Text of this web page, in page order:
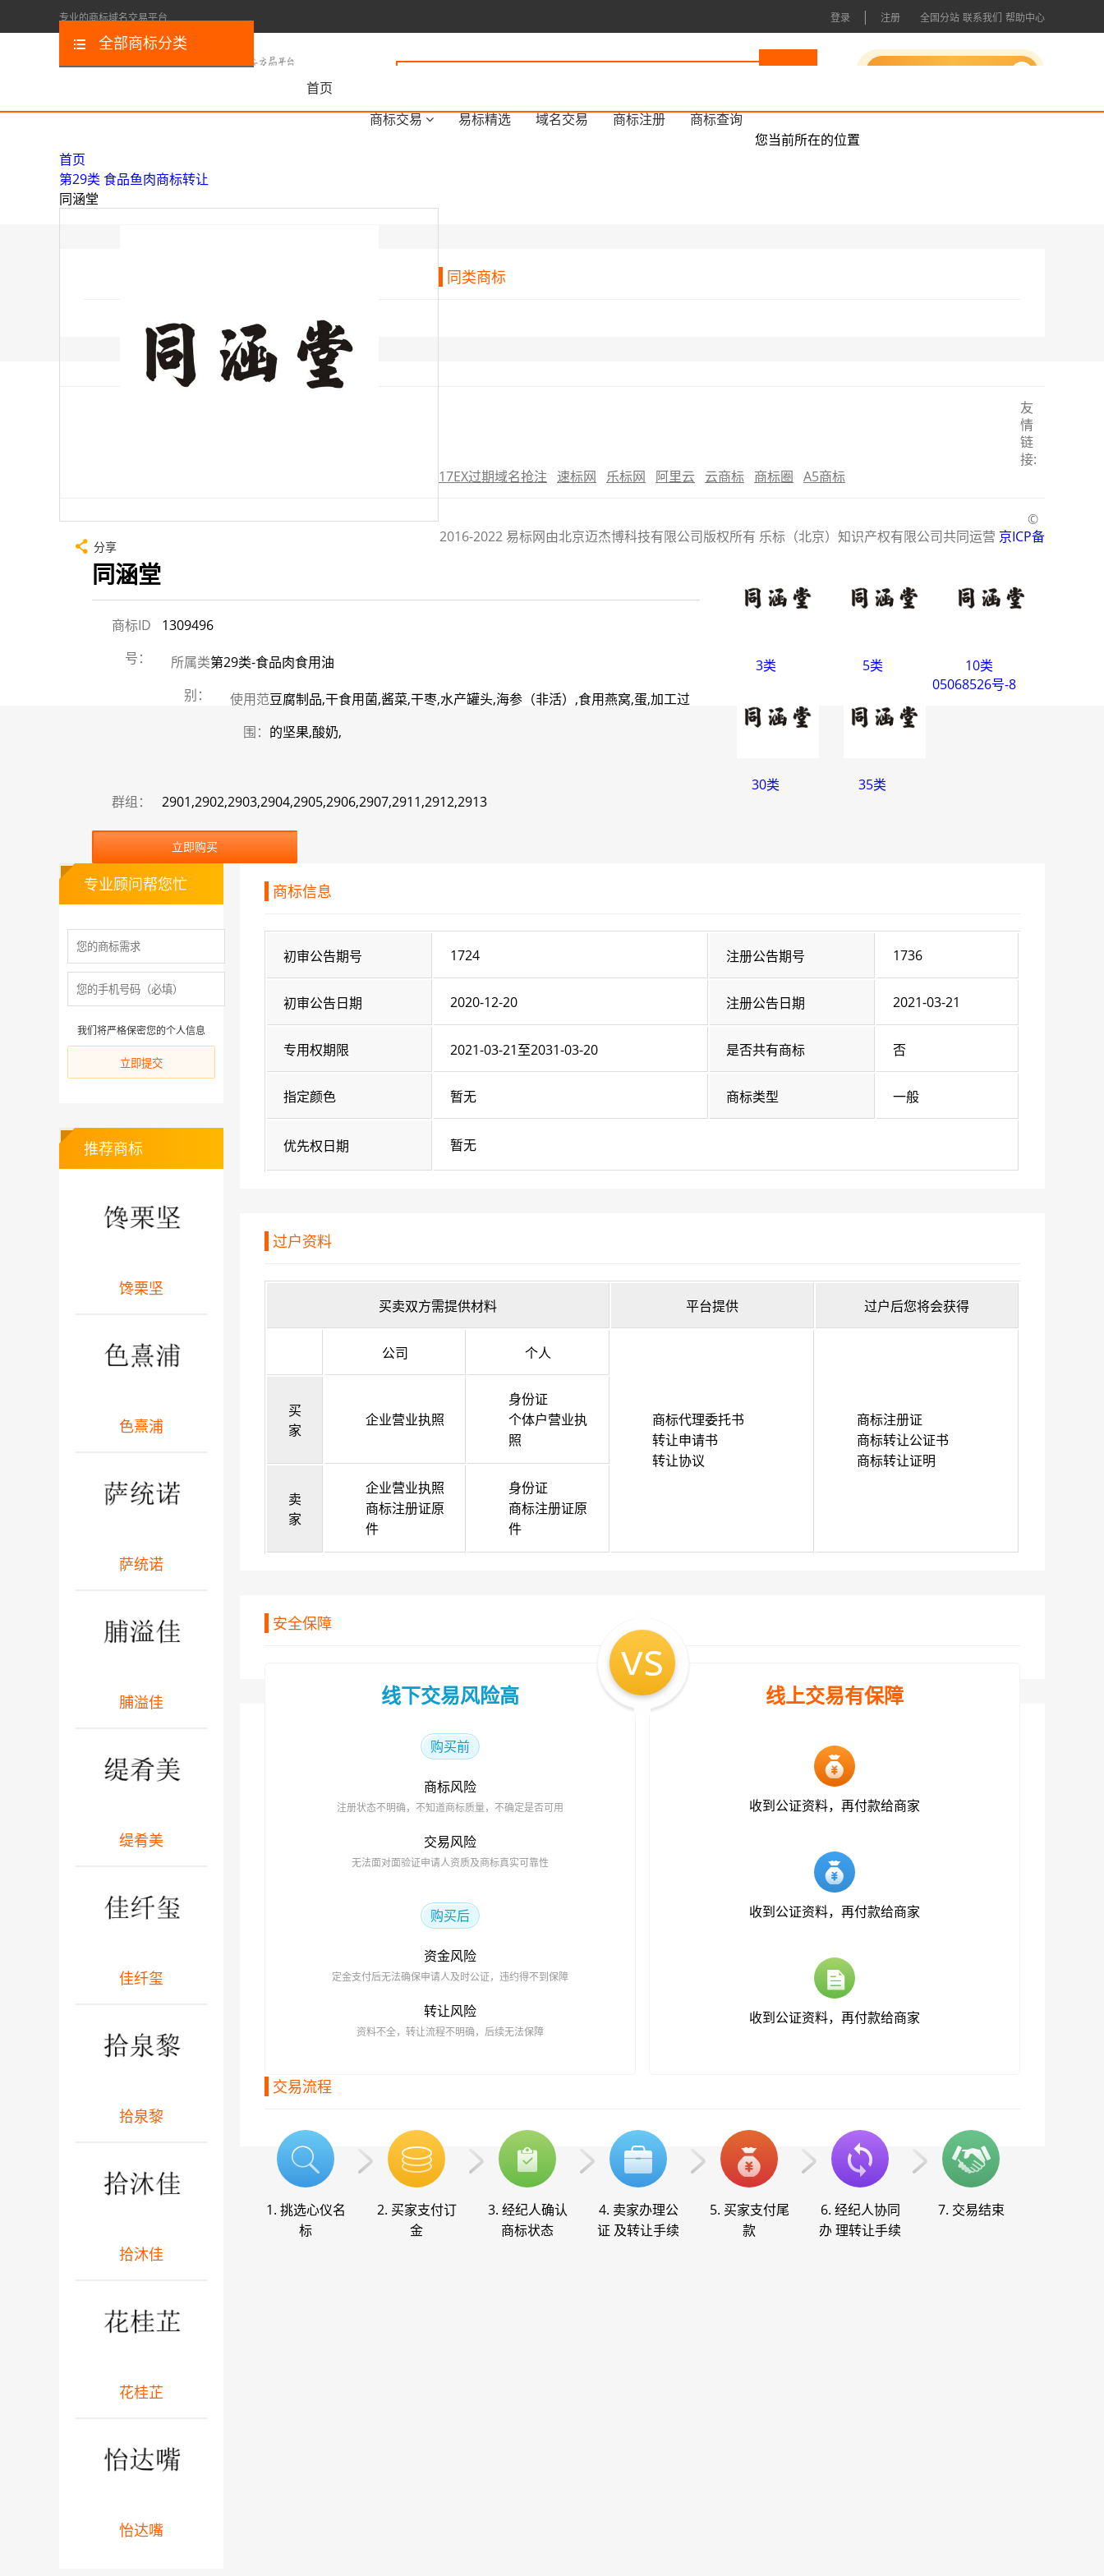
专业的商标域名交易平台 登录 | 注册 全国分站 联系我们 帮助中心
首页
商标交易
易标精选 域名交易 商标注册 商标查询
全部商标分类
您当前所在的位置
首页
第29类 食品鱼肉商标转让
同涵堂
分享
同涵堂
商标ID
号：
1309496
所属类
别：
第29类-食品肉食用油
使用范
围：
豆腐制品,干食用菌,酱菜,干枣,水产罐头,海参（非活）,食用燕窝,蛋,加工过
的坚果,酸奶,
群组： 2901,2902,2903,2904,2905,2906,2907,2911,2912,2913
立即购买
同类商标
3类 5类 10类
30类 35类
商标信息
初审公告期号 1724 注册公告期号 1736
初审公告日期 2020-12-20 注册公告日期 2021-03-21
专用权期限 2021-03-21至2031-03-20 是否共有商标 否
指定颜色 暂无 商标类型 一般
优先权日期 暂无
过户资料
买卖双方需提供材料 平台提供 过户后您将会获得
公司 个人
商标代理委托书
转让申请书
转让协议
商标注册证
商标转让公证书
商标转让证明
买
家
企业营业执照
身份证
个体户营业执
照
卖
家
企业营业执照
商标注册证原
件
身份证
商标注册证原
件
安全保障
线下交易风险高
购买前
商标风险
注册状态不明确，不知道商标质量，不确定是否可用
交易风险
无法面对面验证申请人资质及商标真实可靠性
购买后
资金风险
定金支付后无法确保申请人及时公证，违约得不到保障
转让风险
资料不全，转让流程不明确，后续无法保障
线上交易有保障
收到公证资料，再付款给商家
收到公证资料，再付款给商家
收到公证资料，再付款给商家
vs
交易流程
1. 挑选心仪名
标
2. 买家支付订
金
3. 经纪人确认
商标状态
4. 卖家办理公
证 及转让手续
5. 买家支付尾
款
6. 经纪人协同
办 理转让手续
7. 交易结束
专业顾问帮您忙
我们将严格保密您的个人信息
推荐商标
馋栗坚
色熹浦
萨统诺
脯溢佳
缇肴美
佳纤玺
拾泉黎
拾沐佳
花桂芷
怡达嘴
友
情
链
接:
17EX过期域名抢注 速标网 乐标网 阿里云 云商标 商标圈 A5商标
©
2016-2022 易标网由北京迈杰博科技有限公司版权所有 乐标（北京）知识产权有限公司共同运营 京ICP备
05068526号-8